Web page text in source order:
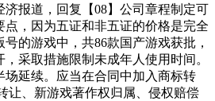
济报道，回复【08】公司章程制定可
点，因为五证和非五证的价格是完全
的游戏中，共86款国产游戏获批，
采取措施限制未成年人使用时间。
场延续。应当在合同中加入商标转
让、新游戏著作权归属、侵权赔偿